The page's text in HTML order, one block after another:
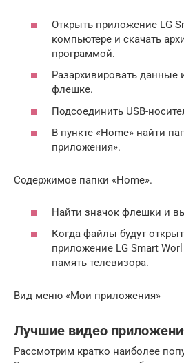
Открыть приложение LG
компьютере и скачать
программой.
Разархивировать данные
флешке.
Подсоединить USB-
В пункте «Home» найти
приложения».
Содержимое папки «Home».
Найти значок флешки и
Когда файлы будут
приложение LG Smart
память телевизора.
Вид меню «Мои приложения»
Лучшие видео
Рассмотрим кратко наиболее